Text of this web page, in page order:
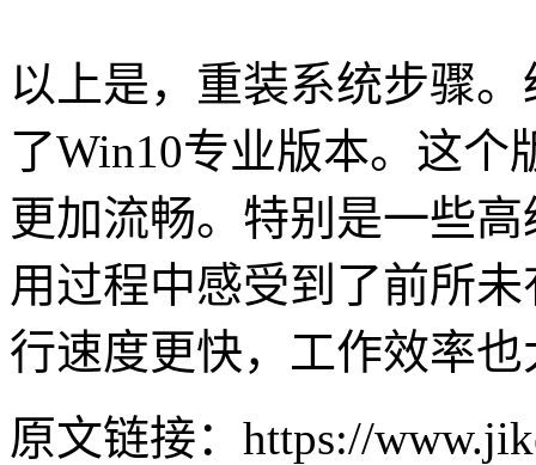
以上是，重装系统步骤。
了Win10专业版本。 这个
更加流畅。特别是一些
用过程中感受到了前所
行速度更快，工作效率
原文链接：https://